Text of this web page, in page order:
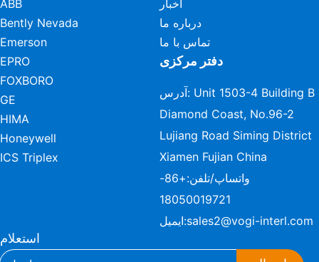
ABB
Bently Nevada
Emerson
EPRO
FOXBORO
GE
HIMA
Honeywell
ICS Triplex
اخبار
درباره ما
تماس با ما
دفتر مرکزی
آدرس: Unit 1503-4 Building B
Diamond Coast, No.96-2
Lujiang Road Siming District
Xiamen Fujian China
واتساپ/تلفن:
+86-
18050019721
ایمیل:sales2@vogi-interl.com
استعلام